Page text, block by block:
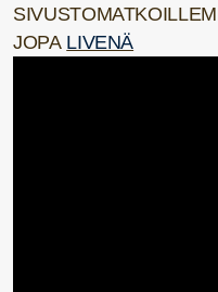
JOPA LIVENÄ